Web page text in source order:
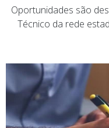
Oportunidades são
Técnico da rede